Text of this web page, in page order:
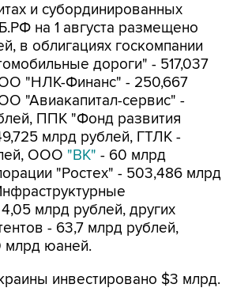
и субординированных
на 1 августа размещено
в облигациях госкомпании
дороги" - 517,037
"НЛК-Финанс" - 250,667
"Авиакапитал-сервис" -
ППК "Фонд развития
млрд рублей, ГТЛК -
ООО "ВК" - 60 млрд
"Ростех" - 503,486 млрд
млрд рублей, других
- 63,7 млрд рублей,
млрд юаней.
инвестировано $3 млрд.